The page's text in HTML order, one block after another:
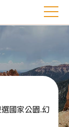
國家公園.幻